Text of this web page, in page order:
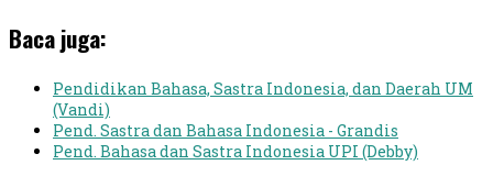
Baca juga:
Pendidikan Bahasa, Sastra Indonesia, dan Daerah UM
(Vandi)
Pend. Sastra dan Bahasa Indonesia - Grandis
Pend. Bahasa dan Sastra Indonesia UPI (Debby)